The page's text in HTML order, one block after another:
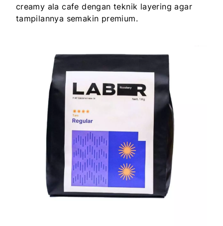
creamy ala cafe dengan teknik layering agar
tampilannya semakin premium.